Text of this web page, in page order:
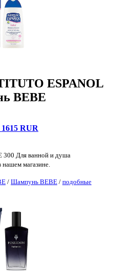
ESPANOL
BEBE
RUR
300 Для ванной и душа
нашем магазине.
/ Шампунь BEBE / подобные